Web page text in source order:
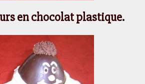
en chocolat plastique.